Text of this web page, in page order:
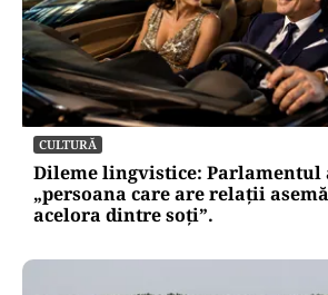
CULTURĂ
Dileme lingvistice: Parlamentul
„persoana care are relații
acelora dintre soți”.